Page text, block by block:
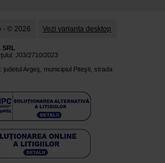
- © 2026 Vezi varianta desktop
J03/2710/2023
judetul Argeş, municipiul Piteşti, strada